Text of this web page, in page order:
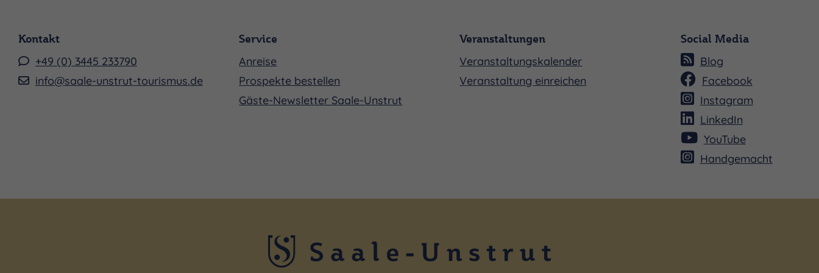
Kontakt
+49 (0) 3445 233790
info@saale-unstrut-tourismus.de
Service
Anreise
Prospekte bestellen
Gäste-Newsletter Saale-Unstrut
Veranstaltungen
Veranstaltungskalender
Veranstaltung einreichen
Social Media
Blog
Facebook
Instagram
LinkedIn
YouTube
Handgemacht